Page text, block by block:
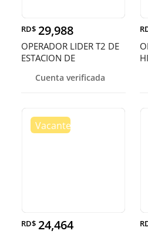
RD$ 29,988
OPERADOR LIDER T2 DE
ESTACION DE
Cuenta verificada
RD$ 24,464